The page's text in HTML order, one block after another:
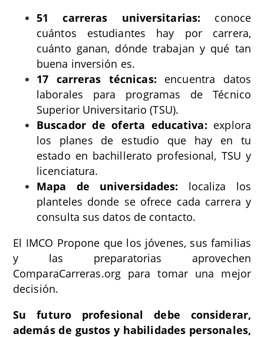
51 carreras universitarias: conoce
cuántos estudiantes hay por carrera,
cuánto ganan, dónde trabajan y qué tan
buena inversión es.
17 carreras técnicas: encuentra datos
laborales para programas de Técnico
Superior Universitario (TSU).
Buscador de oferta educativa: explora
los planes de estudio que hay en tu
estado en bachillerato profesional, TSU y
licenciatura.
Mapa de universidades: localiza los
planteles donde se ofrece cada carrera y
consulta sus datos de contacto.
El IMCO Propone que los jóvenes, sus familias
y las preparatorias aprovechen
ComparaCarreras.org para tomar una mejor
decisión.
Su futuro profesional debe considerar,
además de gustos y habilidades personales,